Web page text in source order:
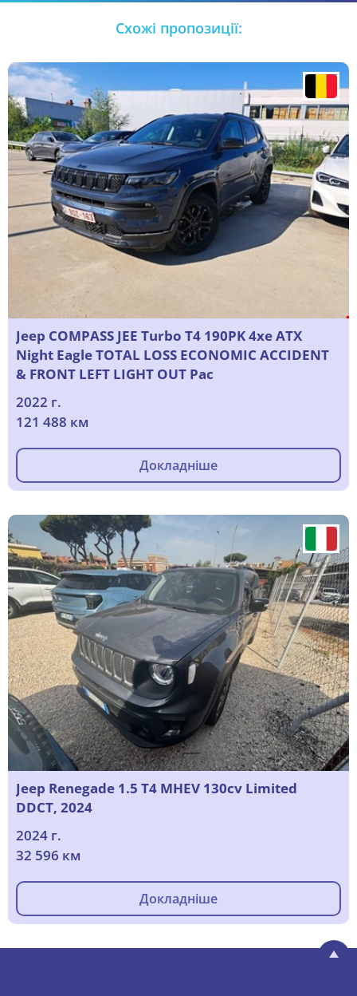
Схожі пропозиції:
Jeep COMPASS JEE Turbo T4 190PK 4xe ATX
Night Eagle TOTAL LOSS ECONOMIC ACCIDENT
& FRONT LEFT LIGHT OUT Pac
2022 г.
121 488 км
Докладніше
Jeep Renegade 1.5 T4 MHEV 130cv Limited
DDCT, 2024
2024 г.
32 596 км
Докладніше